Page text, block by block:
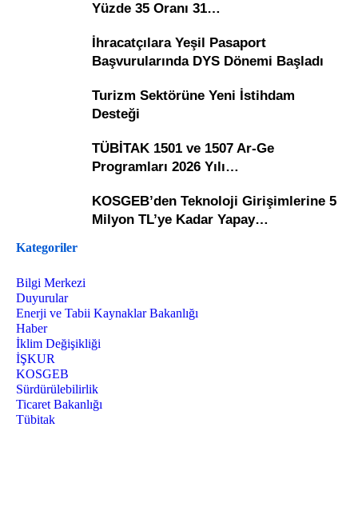
Yüzde 35 Oranı 31…
İhracatçılara Yeşil Pasaport
Başvurularında DYS Dönemi Başladı
Turizm Sektörüne Yeni İstihdam
Desteği
TÜBİTAK 1501 ve 1507 Ar-Ge
Programları 2026 Yılı…
KOSGEB’den Teknoloji Girişimlerine 5
Milyon TL’ye Kadar Yapay…
Kategoriler
Bilgi Merkezi
Duyurular
Enerji ve Tabii Kaynaklar Bakanlığı
Haber
İklim Değişikliği
İŞKUR
KOSGEB
Sürdürülebilirlik
Ticaret Bakanlığı
Tübitak